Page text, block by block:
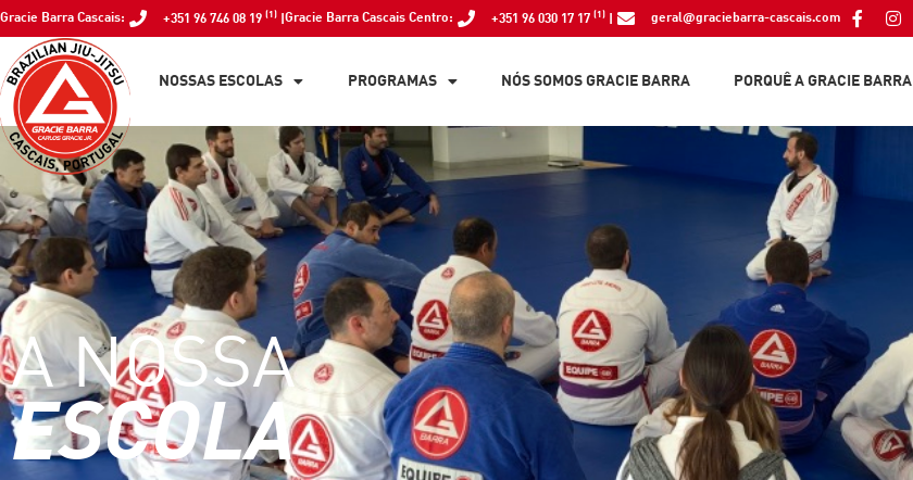
Gracie Barra Cascais: +351 96 746 08 19 (1) Gracie Barra Cascais Centro: +351 96 030 17 17 (1) geral@graciebarra-cascais.com
NOSSAS ESCOLAS PROGRAMAS NÓS SOMOS GRACIE BARRA PORQUÊ A GRACIE BARRA
A NOSSA
ESCOLA